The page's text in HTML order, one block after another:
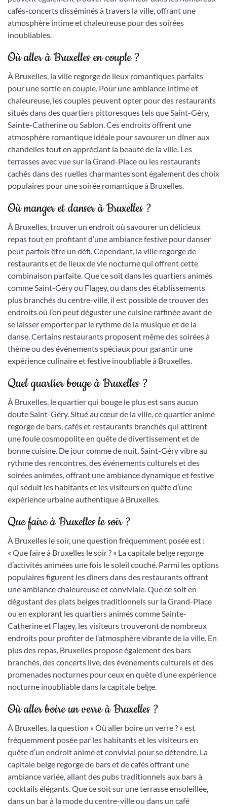
cafés-concerts disséminés à travers la ville, offrant une
atmosphère intime et chaleureuse pour des soirées
inoubliables.
Où aller à Bruxelles en couple ?
À Bruxelles, la ville regorge de lieux romantiques parfaits
pour une sortie en couple. Pour une ambiance intime et
chaleureuse, les couples peuvent opter pour des restaurants
situés dans des quartiers pittoresques tels que Saint-Géry,
Sainte-Catherine ou Sablon. Ces endroits offrent une
atmosphère romantique idéale pour savourer un dîner aux
chandelles tout en appréciant la beauté de la ville. Les
terrasses avec vue sur la Grand-Place ou les restaurants
cachés dans des ruelles charmantes sont également des choix
populaires pour une soirée romantique à Bruxelles.
Où manger et danser à Bruxelles ?
À Bruxelles, trouver un endroit où savourer un délicieux
repas tout en profitant d’une ambiance festive pour danser
peut parfois être un défi. Cependant, la ville regorge de
restaurants et de lieux de vie nocturne qui offrent cette
combinaison parfaite. Que ce soit dans les quartiers animés
comme Saint-Géry ou Flagey, ou dans des établissements
plus branchés du centre-ville, il est possible de trouver des
endroits où l’on peut déguster une cuisine raffinée avant de
se laisser emporter par le rythme de la musique et de la
danse. Certains restaurants proposent même des soirées à
thème ou des événements spéciaux pour garantir une
expérience culinaire et festive inoubliable à Bruxelles.
Quel quartier bouge à Bruxelles ?
À Bruxelles, le quartier qui bouge le plus est sans aucun
doute Saint-Géry. Situé au cœur de la ville, ce quartier animé
regorge de bars, cafés et restaurants branchés qui attirent
une foule cosmopolite en quête de divertissement et de
bonne cuisine. De jour comme de nuit, Saint-Géry vibre au
rythme des rencontres, des événements culturels et des
soirées animées, offrant une ambiance dynamique et festive
qui séduit les habitants et les visiteurs en quête d’une
expérience urbaine authentique à Bruxelles.
Que faire à Bruxelles le soir ?
À Bruxelles le soir, une question fréquemment posée est :
« Que faire à Bruxelles le soir ? » La capitale belge regorge
d’activités animées une fois le soleil couché. Parmi les options
populaires figurent les dîners dans des restaurants offrant
une ambiance chaleureuse et conviviale. Que ce soit en
dégustant des plats belges traditionnels sur la Grand-Place
ou en explorant les quartiers animés comme Sainte-
Catherine et Flagey, les visiteurs trouveront de nombreux
endroits pour profiter de l’atmosphère vibrante de la ville. En
plus des repas, Bruxelles propose également des bars
branchés, des concerts live, des événements culturels et des
promenades nocturnes pour ceux en quête d’une expérience
nocturne inoubliable dans la capitale belge.
Où aller boire un verre à Bruxelles ?
À Bruxelles, la question « Où aller boire un verre ? » est
fréquemment posée par les habitants et les visiteurs en
quête d’un endroit animé et convivial pour se détendre. La
capitale belge regorge de bars et de cafés offrant une
ambiance variée, allant des pubs traditionnels aux bars à
cocktails élégants. Que ce soit sur une terrasse ensoleillée,
dans un bar à la mode du centre-ville ou dans un café